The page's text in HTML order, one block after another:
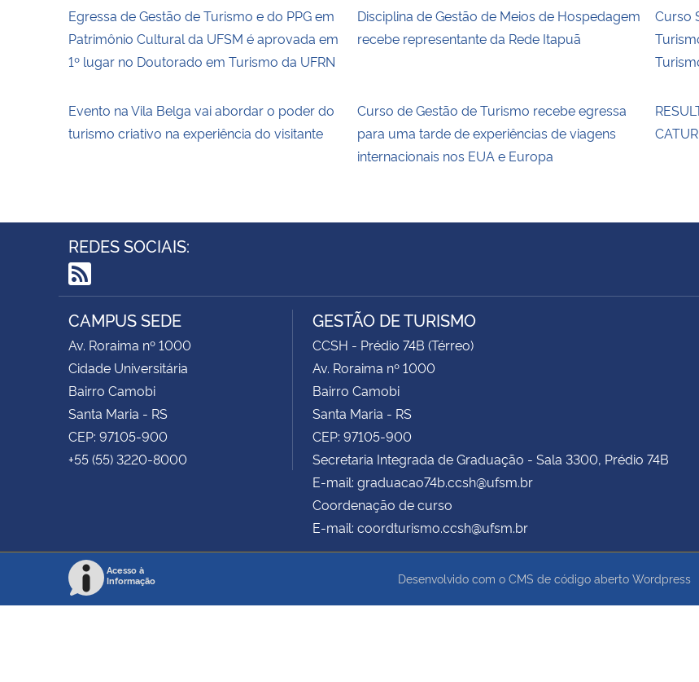
Egressa de Gestão de Turismo e do PPG em
Patrimônio Cultural da UFSM é aprovada em
1º lugar no Doutorado em Turismo da UFRN
Disciplina de Gestão de Meios de Hospedagem
recebe representante da Rede Itapuã
Curso
Evento na Vila Belga vai abordar o poder do
turismo criativo na experiência do visitante
Curso de Gestão de Turismo recebe egressa
para uma tarde de experiências de viagens
internacionais nos EUA e Europa
REDES SOCIAIS:
RSS
CAMPUS SEDE
Av. Roraima nº 1000
Cidade Universitária
Bairro Camobi
Santa Maria - RS
CEP: 97105-900
+55 (55) 3220-8000
GESTÃO DE TURISMO
CCSH - Prédio 74B (Térreo)
Av. Roraima nº 1000
Bairro Camobi
Santa Maria - RS
CEP: 97105-900
Secretaria Integrada de Graduação - Sala 3300, Prédio 74B
E-mail: graduacao74b.ccsh@ufsm.br
Coordenação de curso
E-mail: coordturismo.ccsh@ufsm.br
Acesso à
Informação
Desenvolvido com o CMS de código aberto Wordpress